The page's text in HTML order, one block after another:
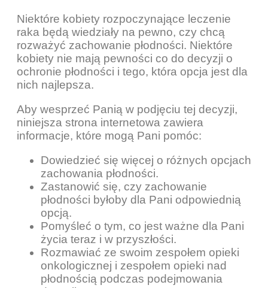
Niektóre kobiety rozpoczynające leczenie
raka będą wiedziały na pewno, czy chcą
rozważyć zachowanie płodności. Niektóre
kobiety nie mają pewności co do decyzji o
ochronie płodności i tego, która opcja jest dla
nich najlepsza.
Aby wesprzeć Panią w podjęciu tej decyzji,
niniejsza strona internetowa zawiera
informacje, które mogą Pani pomóc:
Dowiedzieć się więcej o różnych opcjach
zachowania płodności.
Zastanowić się, czy zachowanie
płodności byłoby dla Pani odpowiednią
opcją.
Pomyśleć o tym, co jest ważne dla Pani
życia teraz i w przyszłości.
Rozmawiać ze swoim zespołem opieki
onkologicznej i zespołem opieki nad
płodnością podczas podejmowania